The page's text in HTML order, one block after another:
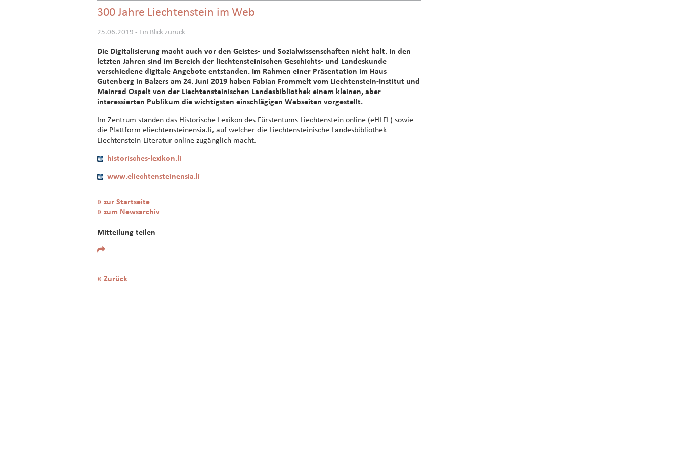
300 Jahre Liechtenstein im Web
25.06.2019 - Ein Blick zurück
Die Digitalisierung macht auch vor den Geistes- und Sozialwissenschaften nicht halt. In den
letzten Jahren sind im Bereich der liechtensteinischen Geschichts- und Landeskunde
verschiedene digitale Angebote entstanden. Im Rahmen einer Präsentation im Haus
Gutenberg in Balzers am 24. Juni 2019 haben Fabian Frommelt vom Liechtenstein-Institut und
Meinrad Ospelt von der Liechtensteinischen Landesbibliothek einem kleinen, aber
interessierten Publikum die wichtigsten einschlägigen Webseiten vorgestellt.
Im Zentrum standen das Historische Lexikon des Fürstentums Liechtenstein online (eHLFL) sowie
die Plattform eliechtensteinensia.li, auf welcher die Liechtensteinische Landesbibliothek
Liechtenstein-Literatur online zugänglich macht.
historisches-lexikon.li
www.eliechtensteinensia.li
» zur Startseite
» zum Newsarchiv
Mitteilung teilen
« Zurück